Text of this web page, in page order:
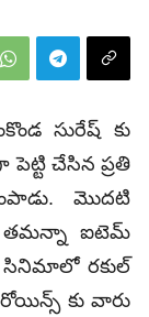
సురేష్ కు
చేసిన ప్రతి
మొదటి
తమన్నా ఐటెమ్
సినిమాలో రకుల్
కు వారు